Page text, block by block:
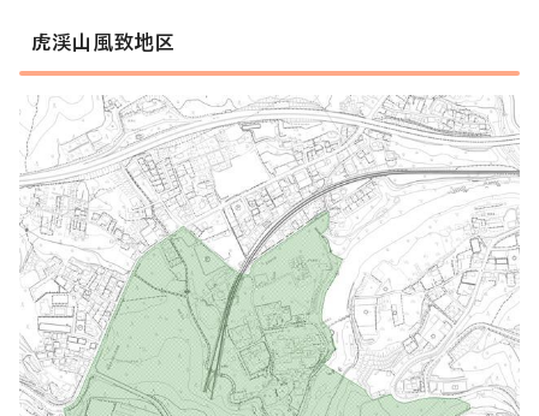
虎渓山風致地区